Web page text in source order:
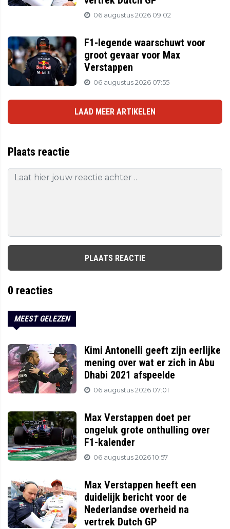
06 augustus 2026 09:02
F1-legende waarschuwt voor
groot gevaar voor Max
Verstappen
06 augustus 2026 07:55
LAAD MEER ARTIKELEN
Plaats reactie
PLAATS REACTIE
0 reacties
MEEST GELEZEN
Kimi Antonelli geeft zijn eerlijke
mening over wat er zich in Abu
Dhabi 2021 afspeelde
06 augustus 2026 07:01
Max Verstappen doet per
ongeluk grote onthulling over
F1-kalender
06 augustus 2026 10:57
Max Verstappen heeft een
duidelijk bericht voor de
Nederlandse overheid na
vertrek Dutch GP